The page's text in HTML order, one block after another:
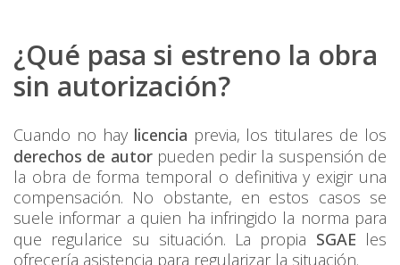
¿Qué pasa si estreno la obra
sin autorización?
Cuando no hay licencia previa, los titulares de los
derechos de autorpueden pedir la suspensión de
la obra de forma temporal o definitiva y exigir una
compensación. No obstante, en estos casos se
suele informar a quien ha infringido la norma para
que regularice su situación. La propia SGAE les
ofrecería asistencia para regularizar la situación.